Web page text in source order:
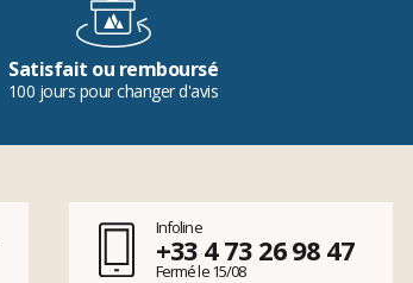
Satisfait ou remboursé
100 jours pour changer d'avis
Infoline
+33 4 73 26 98 47
Fermé le 15/08